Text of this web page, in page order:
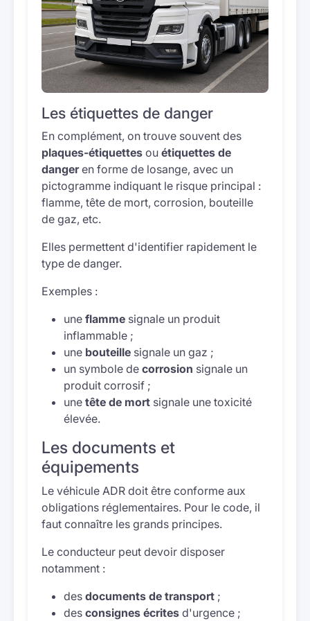
Les étiquettes de danger
En complément, on trouve souvent des
plaques-étiquettes ou étiquettes de
dangeren forme de losange, avec un
pictogramme indiquant le risque principal :
flamme, tête de mort, corrosion, bouteille
de gaz, etc.
Elles permettent d'identifier rapidement le
type de danger.
Exemples :
une flamme signale un produit
inflammable ;
une bouteille signale un gaz ;
un symbole de corrosion signale un
produit corrosif ;
une tête de mort signale une toxicité
élevée.
Les documents et
équipements
Le véhicule ADR doit être conforme aux
obligations réglementaires. Pour le code, il
faut connaître les grands principes.
Le conducteur peut devoir disposer
notamment :
des documents de transport ;
des consignes écrites d'urgence ;